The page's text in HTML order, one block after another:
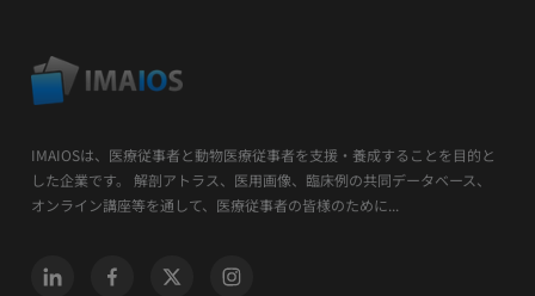
IMAIOSは、医療従事者と動物医療従事者を支援・養成することを目的と
した企業です。 解剖アトラス、医用画像、臨床例の共同データベース、
オンライン講座等を通して、医療従事者の皆様のために...